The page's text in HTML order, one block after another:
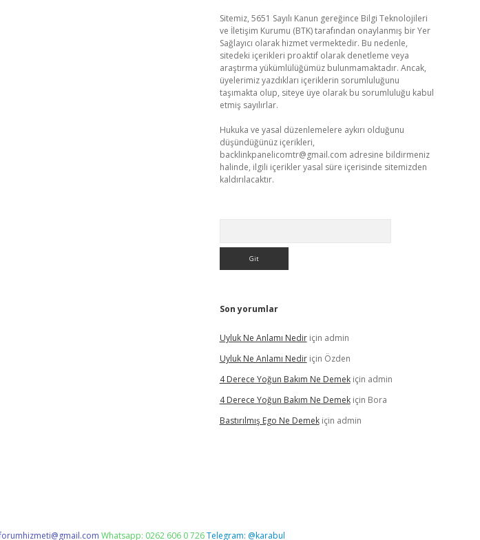
Sitemiz, 5651 Sayılı Kanun gereğince Bilgi Teknolojileri
ve İletişim Kurumu (BTK) tarafından onaylanmış bir Yer
Sağlayıcı olarak hizmet vermektedir. Bu nedenle,
sitedeki içerikleri proaktif olarak denetleme veya
araştırma yükümlülüğümüz bulunmamaktadır. Ancak,
üyelerimiz yazdıkları içeriklerin sorumluluğunu
taşımakta olup, siteye üye olarak bu sorumluluğu kabul
etmiş sayılırlar.
Hukuka ve yasal düzenlemelere aykırı olduğunu
düşündüğünüz içerikleri,
backlinkpanelicomtr@gmail.com adresine bildirmeniz
halinde, ilgili içerikler yasal süre içerisinde sitemizden
kaldırılacaktır.
Son yorumlar
Uyluk Ne Anlamı Nediriçin admin
Uyluk Ne Anlamı Nediriçin Özden
4 Derece Yoğun Bakım Ne Demekiçin admin
4 Derece Yoğun Bakım Ne Demekiçin Bora
Bastırılmış Ego Ne Demekiçin admin
Whatsapp: 0262 606 0 726Telegram: @karabul